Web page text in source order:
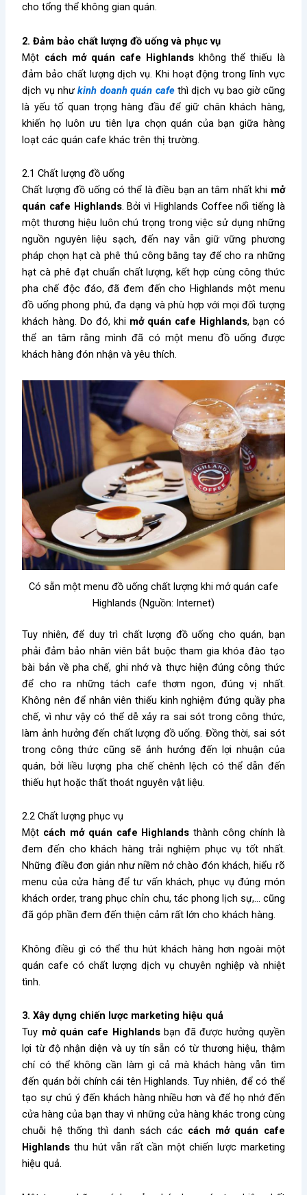
cho tổng thể không gian quán.
2. Đảm bảo chất lượng đồ uống và phục vụ
Một cách mở quán cafe Highlands không thể thiếu là
đảm bảo chất lượng dịch vụ. Khi hoạt động trong lĩnh vực
dịch vụ như kinh doanh quán cafe thì dịch vụ bao giờ cũng
là yếu tố quan trọng hàng đầu để giữ chân khách hàng,
khiến họ luôn ưu tiên lựa chọn quán của bạn giữa hàng
loạt các quán cafe khác trên thị trường.
2.1 Chất lượng đồ uống
Chất lượng đồ uống có thể là điều bạn an tâm nhất khi mở
quán cafe Highlands. Bởi vì Highlands Coffee nổi tiếng là
một thương hiệu luôn chú trọng trong việc sử dụng những
nguồn nguyên liệu sạch, đến nay vẫn giữ vững phương
pháp chọn hạt cà phê thủ công bằng tay để cho ra những
hạt cà phê đạt chuẩn chất lượng, kết hợp cùng công thức
pha chế độc đáo, đã đem đến cho Highlands một menu
đồ uống phong phú, đa dạng và phù hợp với mọi đối tượng
khách hàng. Do đó, khi mở quán cafe Highlands, bạn có
thể an tâm rằng mình đã có một menu đồ uống được
khách hàng đón nhận và yêu thích.
Có sẵn một menu đồ uống chất lượng khi mở quán cafe
Highlands (Nguồn: Internet)
Tuy nhiên, để duy trì chất lượng đồ uống cho quán, bạn
phải đảm bảo nhân viên bắt buộc tham gia khóa đào tạo
bài bản về pha chế, ghi nhớ và thực hiện đúng công thức
để cho ra những tách cafe thơm ngon, đúng vị nhất.
Không nên để nhân viên thiếu kinh nghiệm đứng quầy pha
chế, vì như vậy có thể dễ xảy ra sai sót trong công thức,
làm ảnh hưởng đến chất lượng đồ uống. Đồng thời, sai sót
trong công thức cũng sẽ ảnh hưởng đến lợi nhuận của
quán, bởi liều lượng pha chế chênh lệch có thể dẫn đến
thiếu hụt hoặc thất thoát nguyên vật liệu.
2.2 Chất lượng phục vụ
Một cách mở quán cafe Highlands thành công chính là
đem đến cho khách hàng trải nghiệm phục vụ tốt nhất.
Những điều đơn giản như niềm nở chào đón khách, hiểu rõ
menu của cửa hàng để tư vấn khách, phục vụ đúng món
khách order, trang phục chỉn chu, tác phong lịch sự,… cũng
đã góp phần đem đến thiện cảm rất lớn cho khách hàng.
Không điều gì có thể thu hút khách hàng hơn ngoài một
quán cafe có chất lượng dịch vụ chuyên nghiệp và nhiệt
tình.
3. Xây dựng chiến lược marketing hiệu quả
Tuy mở quán cafe Highlandsbạn đã được hưởng quyền
lợi từ độ nhận diện và uy tín sẵn có từ thương hiệu, thậm
chí có thể không cần làm gì cả mà khách hàng vẫn tìm
đến quán bởi chính cái tên Highlands. Tuy nhiên, để có thể
tạo sự chú ý đến khách hàng nhiều hơn và để họ nhớ đến
cửa hàng của bạn thay vì những cửa hàng khác trong cùng
chuỗi hệ thống thì danh sách các cách mở quán cafe
Highlands thu hút vẫn rất cần một chiến lược marketing
hiệu quả.